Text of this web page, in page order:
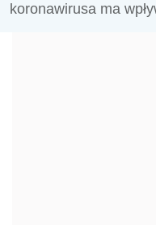
koronawirusa ma